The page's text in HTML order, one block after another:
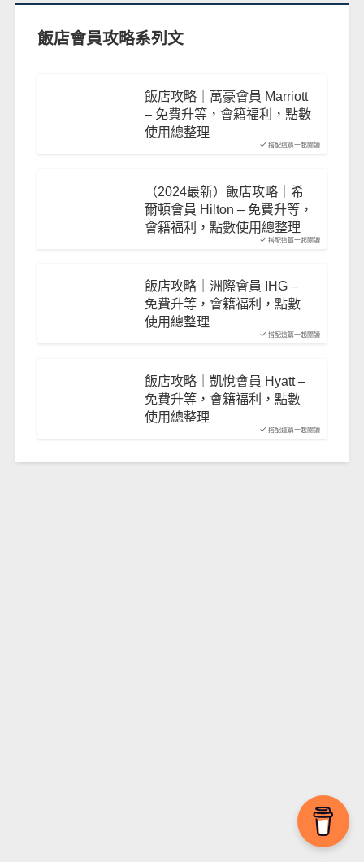
飯店會員攻略系列文
搭配這篇一起閱讀
飯店攻略｜萬豪會員 Marriott
– 免費升等，會籍福利，點數
使用總整理
搭配這篇一起閱讀
（2024最新）飯店攻略｜希
爾頓會員 Hilton – 免費升等，
會籍福利，點數使用總整理
搭配這篇一起閱讀
飯店攻略｜洲際會員 IHG –
免費升等，會籍福利，點數
使用總整理
搭配這篇一起閱讀
飯店攻略｜凱悅會員 Hyatt –
免費升等，會籍福利，點數
使用總整理